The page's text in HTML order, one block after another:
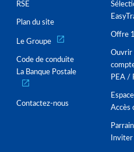
RSE
Plan du site
Le Groupe
Code de conduite
La Banque Postale
Contactez-nous
Offre
Ouvrir
PEA /
Accès